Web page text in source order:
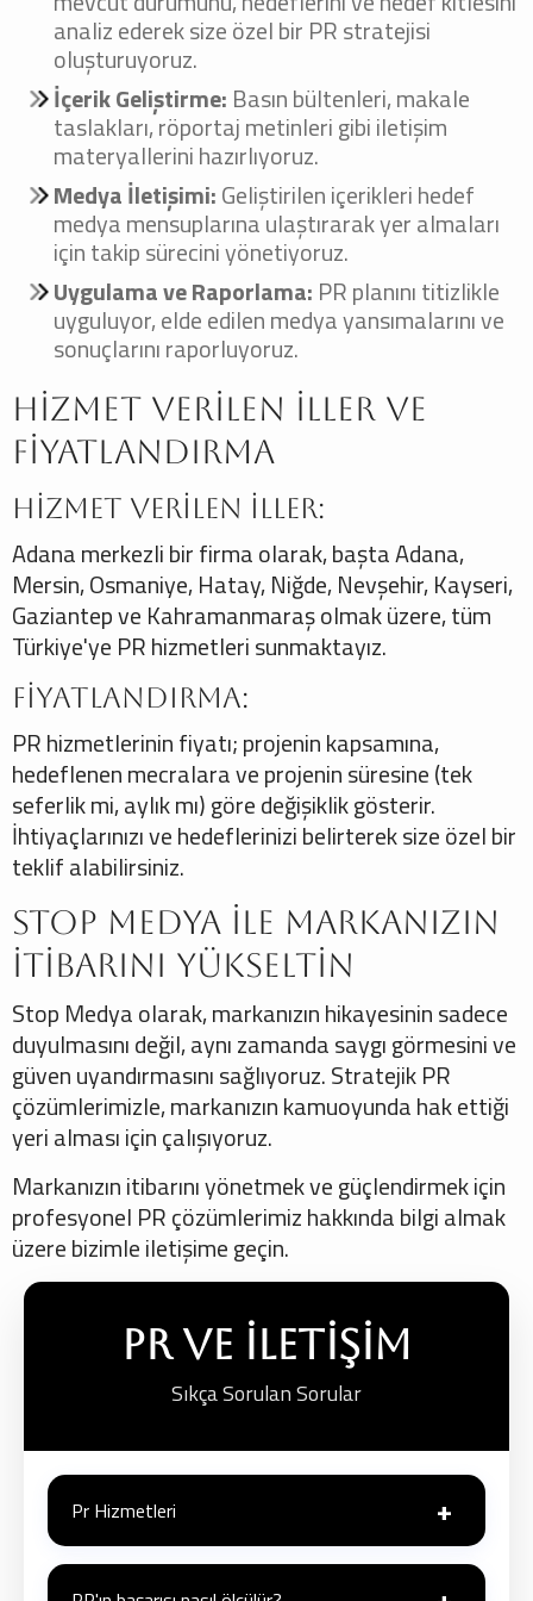
analiz ederek size özel bir PR stratejisi
oluşturuyoruz.
İçerik Geliştirme: Basın bültenleri, makale
taslakları, röportaj metinleri gibi iletişim
materyallerini hazırlıyoruz.
Medya İletişimi:Geliştirilen içerikleri hedef
medya mensuplarına ulaştırarak yer almaları
için takip sürecini yönetiyoruz.
Uygulama ve Raporlama: PR planını titizlikle
uyguluyor, elde edilen medya yansımalarını ve
sonuçlarını raporluyoruz.
Hizmet Verilen İller ve
Fiyatlandırma
Hizmet Verilen İller:
Adana merkezli bir firma olarak, başta Adana,
Mersin, Osmaniye, Hatay, Niğde, Nevşehir, Kayseri,
Gaziantep ve Kahramanmaraş olmak üzere, tüm
Türkiye'ye PR hizmetleri sunmaktayız.
Fiyatlandırma:
PR hizmetlerinin fiyatı; projenin kapsamına,
hedeflenen mecralara ve projenin süresine (tek
seferlik mi, aylık mı) göre değişiklik gösterir.
İhtiyaçlarınızı ve hedeflerinizi belirterek size özel bir
teklif alabilirsiniz.
Stop Medya ile Markanızın
İtibarını Yükseltin
Stop Medya olarak, markanızın hikayesinin sadece
duyulmasını değil, aynı zamanda saygı görmesini ve
güven uyandırmasını sağlıyoruz. Stratejik PR
çözümlerimizle, markanızın kamuoyunda hak ettiği
yeri alması için çalışıyoruz.
Markanızın itibarını yönetmek ve güçlendirmek için
profesyonel PR çözümlerimiz hakkında bilgi almak
üzere bizimle iletişime geçin.
PR ve İletişim
Sıkça Sorulan Sorular
Pr Hizmetleri +
Reklam, kontrolünüzdeki ücretli bir alandır ve mesajı
doğrudan siz belirlersiniz. PR ise, organik ve